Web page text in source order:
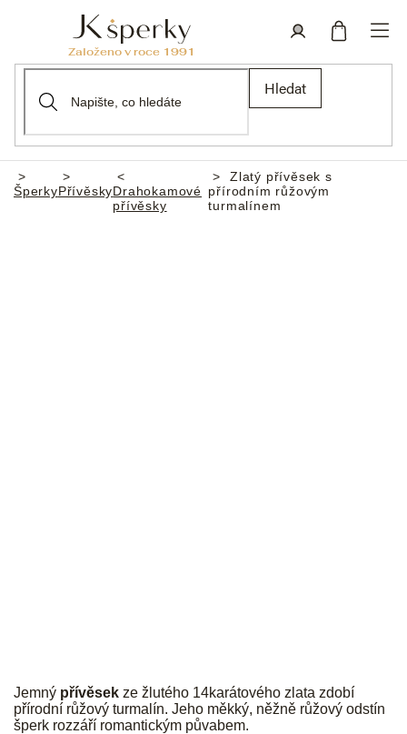
Hledat
Domů
ŠperkyPřívěskyDrahokamové
přívěsky
Zlatý přívěsek s
přírodním růžovým
turmalínem
Jemný přívěsek ze žlutého 14karátového zlata zdobí
přírodní růžový turmalín. Jeho měkký, něžně růžový odstín
šperk rozzáří romantickým půvabem.